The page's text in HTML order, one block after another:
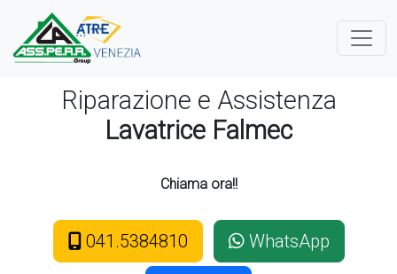
Riparazione e Assistenza
Lavatrice Falmec
Chiama ora!!
041.5384810 WhatsApp